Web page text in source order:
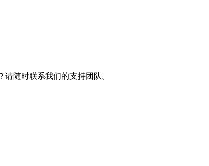
随时联系我们的支持团队。